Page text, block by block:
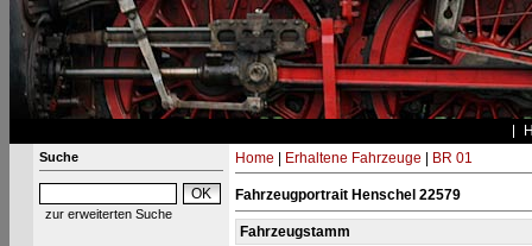
Suche
zur erweiterten Suche
Home Erhaltene Fahrzeuge BR 01
Fahrzeugportrait Henschel 22579
Fahrzeugstamm